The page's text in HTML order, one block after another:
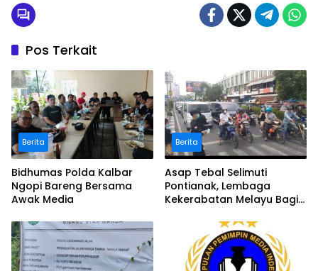
Pos Terkait
Berita
Bidhumas Polda Kalbar
Ngopi Bareng Bersama
Awak Media
Berita
Asap Tebal Selimuti
Pontianak, Lembaga
Kekerabatan Melayu Bagi